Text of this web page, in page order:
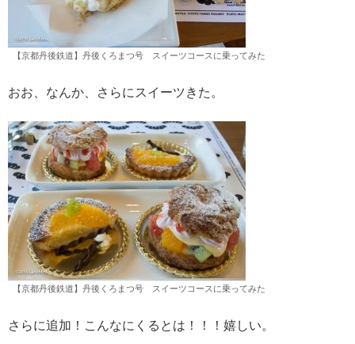
【京都丹後鉄道】丹後くろまつ号 スイーツコースに乗ってみた
おお、なんか、さらにスイーツきた。
【京都丹後鉄道】丹後くろまつ号 スイーツコースに乗ってみた
さらに追加！こんなにくるとは！！！嬉しい。